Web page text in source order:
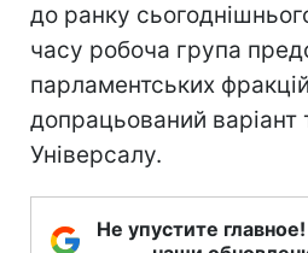
до ранку
часу робоча група
парламентських
допрацьований варіант
Універсалу.
Не упустите